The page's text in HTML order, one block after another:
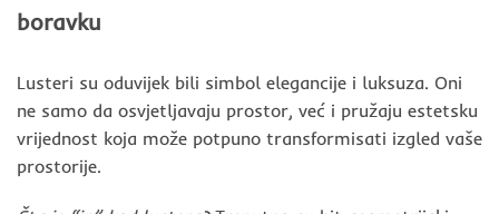
boravku
Lusteri su oduvijek bili simbol elegancije i luksuza. Oni
ne samo da osvjetljavaju prostor, već i pružaju estetsku
vrijednost koja može potpuno transformisati izgled vaše
prostorije.